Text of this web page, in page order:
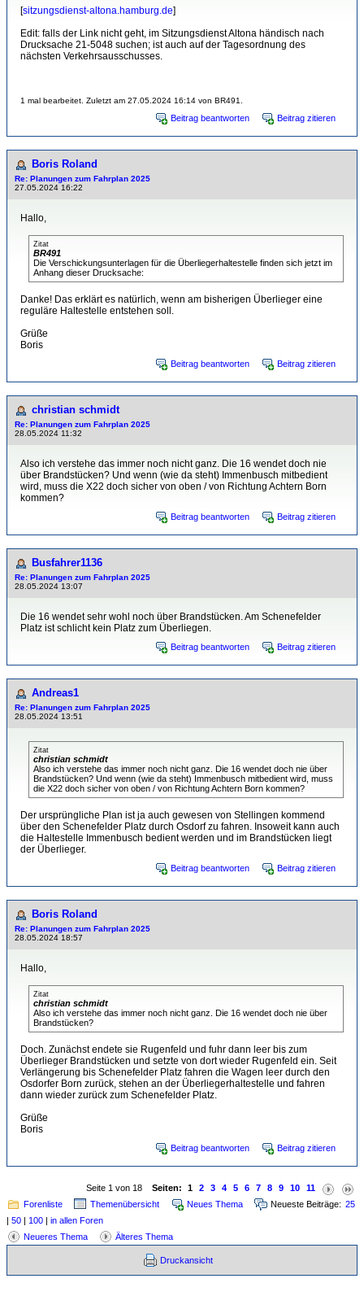
[sitzungsdienst-altona.hamburg.de]
Edit: falls der Link nicht geht, im Sitzungsdienst Altona händisch nach
Drucksache 21-5048 suchen; ist auch auf der Tagesordnung des
nächsten Verkehrsausschusses.
1 mal bearbeitet. Zuletzt am 27.05.2024 16:14 von BR491.
Beitrag beantworten Beitrag zitieren
Boris Roland
Re: Planungen zum Fahrplan 2025
27.05.2024 16:22
Hallo,
Zitat
BR491
Die Verschickungsunterlagen für die Überliegerhaltestelle finden sich jetzt im
Anhang dieser Drucksache:
Danke! Das erklärt es natürlich, wenn am bisherigen Überlieger eine
reguläre Haltestelle entstehen soll.
Grüße
Boris
Beitrag beantworten Beitrag zitieren
christian schmidt
Re: Planungen zum Fahrplan 2025
28.05.2024 11:32
Also ich verstehe das immer noch nicht ganz. Die 16 wendet doch nie
über Brandstücken? Und wenn (wie da steht) Immenbusch mitbedient
wird, muss die X22 doch sicher von oben / von Richtung Achtern Born
kommen?
Beitrag beantworten Beitrag zitieren
Busfahrer1136
Re: Planungen zum Fahrplan 2025
28.05.2024 13:07
Die 16 wendet sehr wohl noch über Brandstücken. Am Schenefelder
Platz ist schlicht kein Platz zum Überliegen.
Beitrag beantworten Beitrag zitieren
Andreas1
Re: Planungen zum Fahrplan 2025
28.05.2024 13:51
Zitat
christian schmidt
Also ich verstehe das immer noch nicht ganz. Die 16 wendet doch nie über
Brandstücken? Und wenn (wie da steht) Immenbusch mitbedient wird, muss
die X22 doch sicher von oben / von Richtung Achtern Born kommen?
Der ursprüngliche Plan ist ja auch gewesen von Stellingen kommend
über den Schenefelder Platz durch Osdorf zu fahren. Insoweit kann auch
die Haltestelle Immenbusch bedient werden und im Brandstücken liegt
der Überlieger.
Beitrag beantworten Beitrag zitieren
Boris Roland
Re: Planungen zum Fahrplan 2025
28.05.2024 18:57
Hallo,
Zitat
christian schmidt
Also ich verstehe das immer noch nicht ganz. Die 16 wendet doch nie über
Brandstücken?
Doch. Zunächst endete sie Rugenfeld und fuhr dann leer bis zum
Überlieger Brandstücken und setzte von dort wieder Rugenfeld ein. Seit
Verlängerung bis Schenefelder Platz fahren die Wagen leer durch den
Osdorfer Born zurück, stehen an der Überliegerhaltestelle und fahren
dann wieder zurück zum Schenefelder Platz.
Grüße
Boris
Beitrag beantworten Beitrag zitieren
Seite 1 von 18 Seiten: 1 2 3 4 5 6 7 8 9 10
11
Forenliste
Themenübersicht Neues Thema Neueste Beiträge: 25
| 50 | 100 | in allen Foren
Neueres Thema
Älteres Thema
Druckansicht